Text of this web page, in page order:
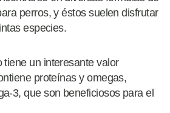
perros, y éstos suelen disfrutar
especies.
un interesante valor
proteínas y omegas,
3, que son beneficiosos para el